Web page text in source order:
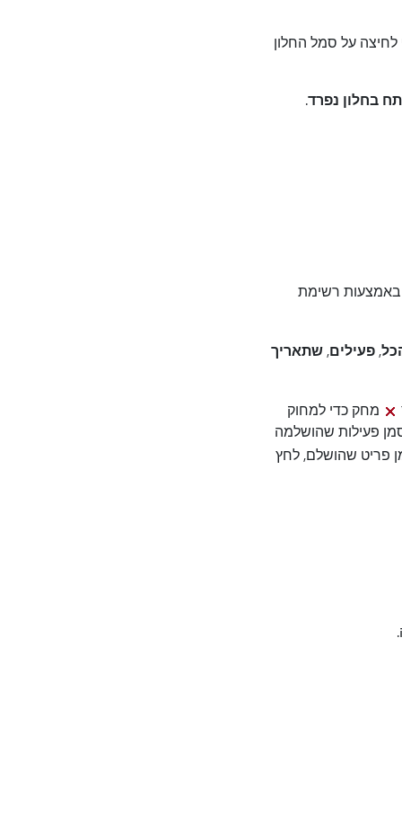
על סמל החלון
בחלון נפרד.
רשימת
‏,פעילים,‏שתאריך
מחק כדי למחוק
פעילות שהושלמה
פריט שהושלם, לחץ